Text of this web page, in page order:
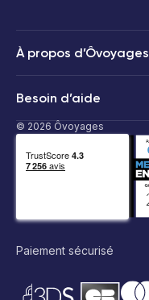
À propos d’Ôvoyages
Besoin d’aide
© 2026 Ôvoyages
Paiement sécurisé